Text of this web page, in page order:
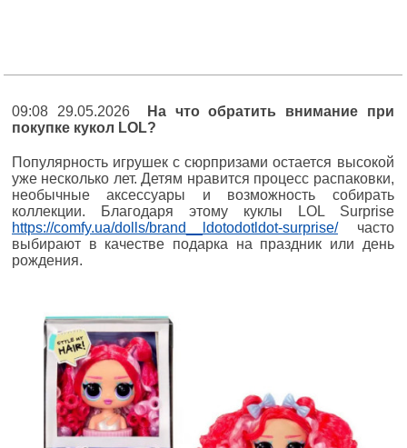
09:08 29.05.2026
На что обратить внимание при
покупке кукол LOL?
Популярность игрушек с сюрпризами остается высокой
уже несколько лет. Детям нравится процесс распаковки,
необычные аксессуары и возможность собирать
коллекции. Благодаря этому куклы LOL Surprise
https://comfy.ua/dolls/brand__ldotodotldot-surprise/часто
выбирают в качестве подарка на праздник или день
рождения.